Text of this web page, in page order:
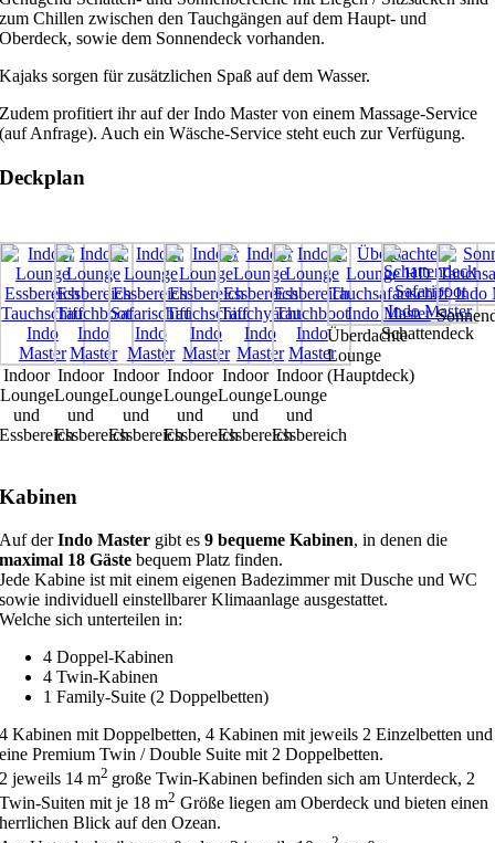
zum Chillen zwischen den Tauchgängen auf dem Haupt- und
Oberdeck, sowie dem Sonnendeck vorhanden.
Kajaks sorgen für zusätzlichen Spaß auf dem Wasser.
Zudem profitiert ihr auf der Indo Master von einem Massage-Service
(auf Anfrage). Auch ein Wäsche-Service steht euch zur Verfügung.
Deckplan
Indoor
Lounge
und
Essbereich
Indoor
Lounge
und
Essbereich
Indoor
Lounge
und
Essbereich
Indoor
Lounge
und
Essbereich
Indoor
Lounge
und
Essbereich
Indoor
Lounge
und
Essbereich
Überdachte
Lounge
(Hauptdeck)
Schattendeck
Kabinen
Auf derIndo Master gibt es9 bequeme Kabinen, in denen die
maximal 18 Gäste bequem Platz finden.
Jede Kabine ist mit einem eigenen Badezimmer mit Dusche und WC
sowie individuell einstellbarer Klimaanlage ausgestattet.
Welche sich unterteilen in:
4 Doppel-Kabinen
4 Twin-Kabinen
1 Family-Suite (2 Doppelbetten)
4 Kabinen mit Doppelbetten, 4 Kabinen mit jeweils 2 Einzelbetten und
eine Premium Twin / Double Suite mit 2 Doppelbetten.
2 jeweils 14 m2 große Twin-Kabinen befinden sich am Unterdeck, 2
Twin-Suiten mit je 18 m2 Größe liegen am Oberdeck und bieten einen
herrlichen Blick auf den Ozean.